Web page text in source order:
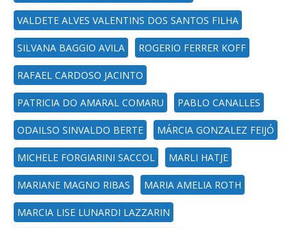
VALDETE ALVES VALENTINS DOS SANTOS FILHA
SILVANA BAGGIO AVILA ROGERIO FERRER KOFF
RAFAEL CARDOSO JACINTO
PATRICIA DO AMARAL COMARU PABLO CANALLES
ODAILSO SINVALDO BERTE MÁRCIA GONZALEZ FEIJÓ
MICHELE FORGIARINI SACCOL MARLI HATJE
MARIANE MAGNO RIBAS MARIA AMELIA ROTH
MARCIA LISE LUNARDI LAZZARIN